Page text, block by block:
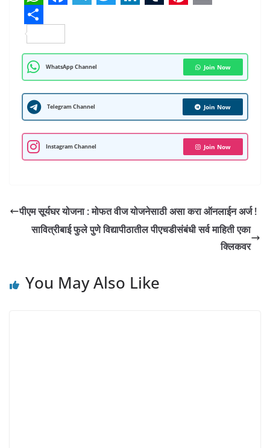
W
h
a
t
s
A
p
p
a
c
e
b
o
o
k
l
e
g
r
a
m
i
t
r
n
e
I
m
l
n
e
e
t
a
i
l
S
h
a
r
e
WhatsApp Channel Join Now
Telegram Channel Join Now
Instagram Channel Join Now
पीएम सूर्यघर योजना : मोफत वीज योजनेसाठी असा करा ऑनलाईन अर्ज !
सावित्रीबाई फुले पुणे विद्यापीठातील पीएचडीसंबंधी सर्व माहिती एका
क्लिकवर
You May Also Like